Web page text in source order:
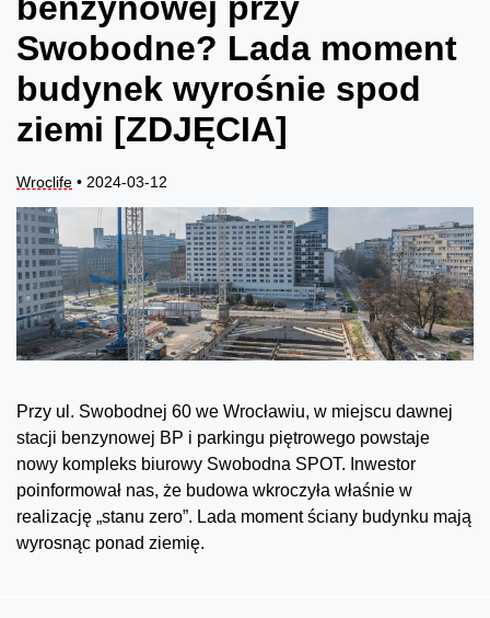
Swobodne? Lada moment
budynek wyrośnie spod
ziemi [ZDJĘCIA]
Wroclife • 2024-03-12
Przy ul. Swobodnej 60 we Wrocławiu, w miejscu dawnej
stacji benzynowej BP i parkingu piętrowego powstaje
nowy kompleks biurowy Swobodna SPOT. Inwestor
poinformował nas, że budowa wkroczyła właśnie w
realizację „stanu zero”. Lada moment ściany budynku mają
wyrosnąc ponad ziemię.